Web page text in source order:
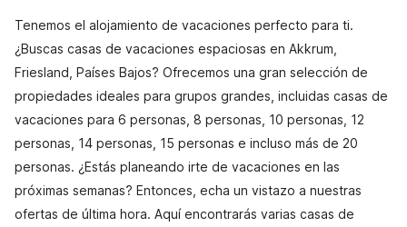
Tenemos el alojamiento de vacaciones perfecto para ti.
¿Buscas casas de vacaciones espaciosas en Akkrum,
Friesland, Países Bajos? Ofrecemos una gran selección de
propiedades ideales para grupos grandes, incluidas casas de
vacaciones para 6 personas, 8 personas, 10 personas, 12
personas, 14 personas, 15 personas e incluso más de 20
personas. ¿Estás planeando irte de vacaciones en las
próximas semanas? Entonces, echa un vistazo a nuestras
ofertas de última hora. Aquí encontrarás varias casas de